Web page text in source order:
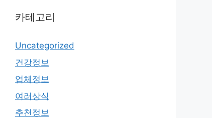
카테고리
Uncategorized
건강정보
업체정보
여러상식
추천정보